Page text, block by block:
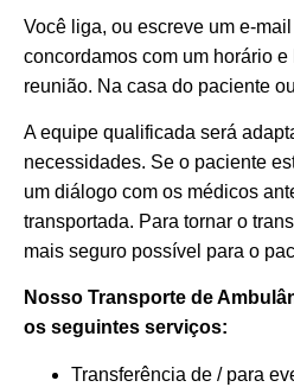
Você liga, ou escreve um e-
concordamos com um horário
reunião. Na casa do paciente
A equipe qualificada será
necessidades. Se o paciente
um diálogo com os médicos
transportada. Para tornar o
mais seguro possível para o
Nosso Transporte de
os seguintes serviços:
Transferência de / para